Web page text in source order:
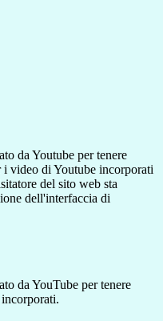
da Youtube per tenere
i video di Youtube incorporati
del sito web sta
dell'interfaccia di
da YouTube per tenere